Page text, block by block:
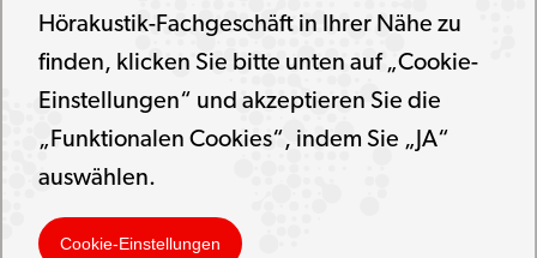
Hörakustik-Fachgeschäft in Ihrer Nähe zu
finden, klicken Sie bitte unten auf „Cookie-
Einstellungen“ und akzeptieren Sie die
„Funktionalen Cookies“, indem Sie „JA“
auswählen.
Cookie-Einstellungen